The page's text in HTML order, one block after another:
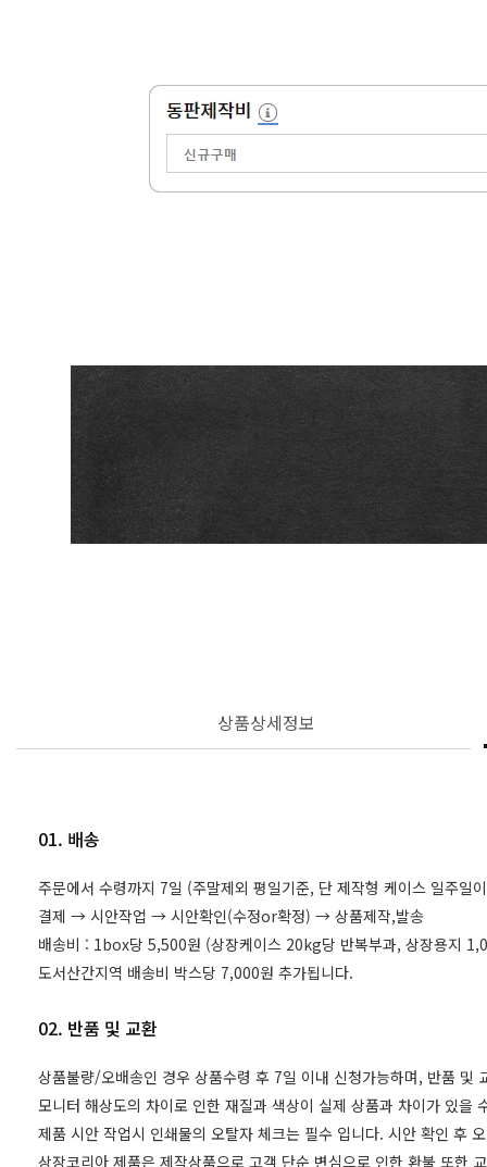
상품상세정보
01. 배송
주문에서 수령까지 7일 (주말제외 평일기준, 단 제작형 케이스 일주일
결제 → 시안작업 → 시안확인(수정or확정) → 상품제작,발송
배송비 : 1box당 5,500원 (상장케이스 20kg당 반복부과, 상장용지
도서산간지역 배송비 박스당 7,000원 추가됩니다.
02. 반품 및 교환
상품불량/오배송인 경우 상품수령 후 7일 이내 신청가능하며, 반품 및
모니터 해상도의 차이로 인한 재질과 색상이 실제 상품과 차이가 있
제품 시안 작업시 인쇄물의 오탈자 체크는 필수 입니다. 시안 확인 후
상장코리아 제품은 제작상품으로 고객 단순 변심으로 인한 환불 또한